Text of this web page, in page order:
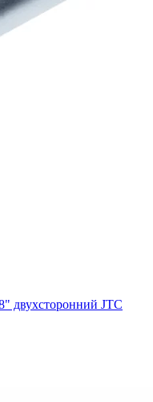
двухсторонний JTC